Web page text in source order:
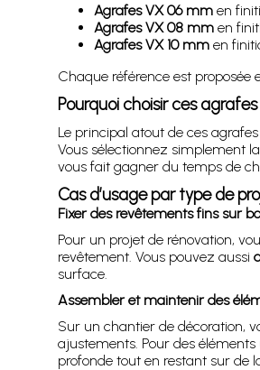
Agrafes VX 06 mmen
Agrafes VX 08 mmen
Agrafes VX 10 mmen
Chaque référence est proposée
Pourquoi choisir ces
Le principal atout de ces
Vous sélectionnez simplement
vous fait gagner du temps de
Cas d’usage par type de
Fixer des revêtements fins sur
Pour un projet de rénovation,
revêtement. Vous pouvez aussi
surface.
Assembler et maintenir des
Sur un chantier de décoration,
ajustements. Pour des
profonde tout en restant sur de